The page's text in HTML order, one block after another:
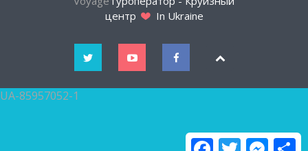
центр
In Ukraine
UA-85957052-1
Facebook
Twitter